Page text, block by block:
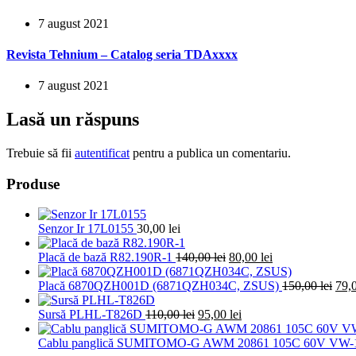
7 august 2021
Revista Tehnium – Catalog seria TDAxxxx
7 august 2021
Lasă un răspuns
Trebuie să fii autentificat pentru a publica un comentariu.
Produse
Senzor Ir 17L0155 30,00 lei
Placă de bază R82.190R-1 140,00lei Prețul
inițial
a
140,00 lei.
80,00 lei
curent
este:
Placă 6870QZH001D (6871QZH034C, ZSUS) 150,00lei
fost:
Sursă PLHL-T826D 110,00lei Prețul
inițial
a
95,00 lei
curent
este:
Cablu panglică SUMITOMO-G AWM 20861 105C 60V VW-